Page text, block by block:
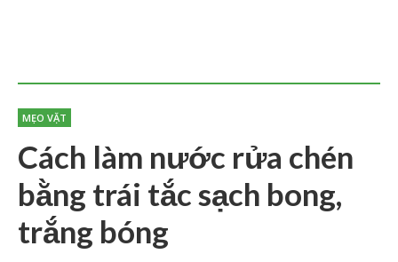
MẸO VẶT
Cách làm nước rửa chén
bằng trái tắc sạch bong,
trắng bóng